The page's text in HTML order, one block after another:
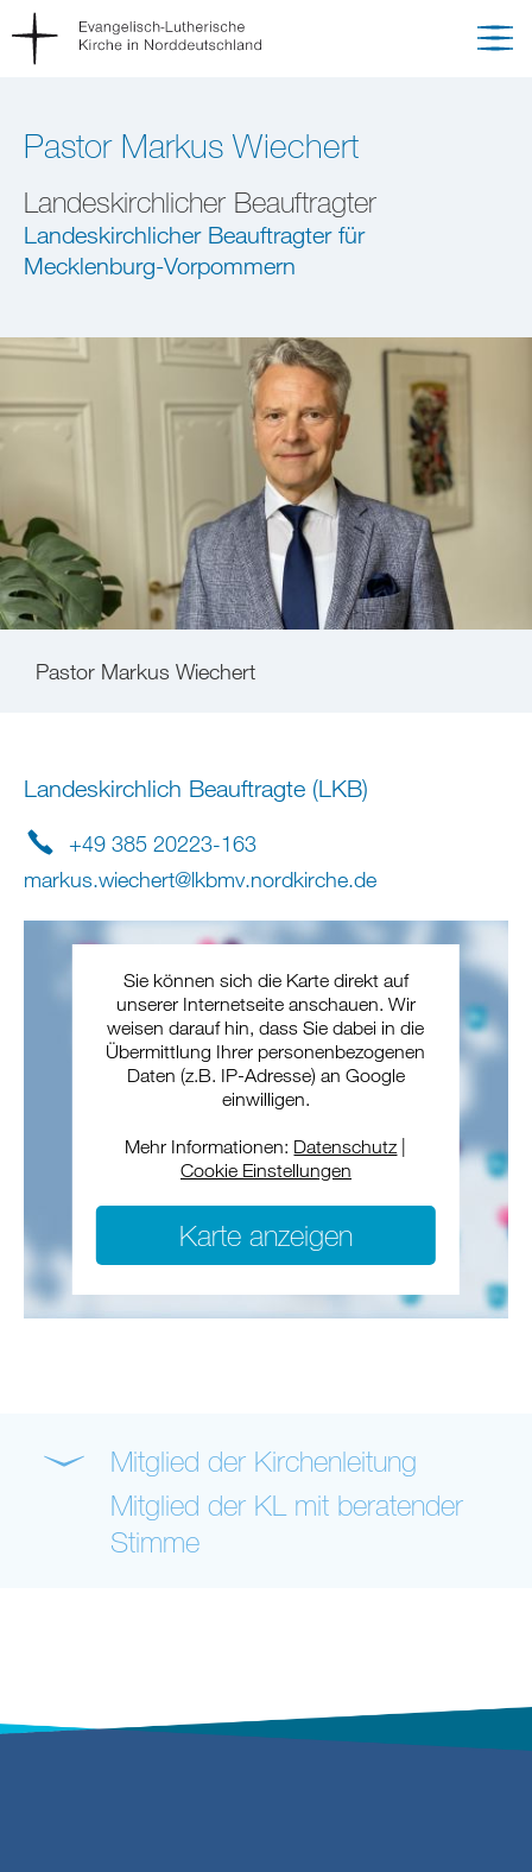
Pastor Markus Wiechert
Landeskirchlicher Beauftragter
Landeskirchlicher Beauftragter für
Mecklenburg-Vorpommern
Pastor Markus Wiechert
Landeskirchlich Beauftragte (LKB)
+49 385 20223-163
markus.wiechert@lkbmv.nordkirche.de
Sie können sich die Karte direkt auf
unserer Internetseite anschauen. Wir
weisen darauf hin, dass Sie dabei in die
Übermittlung Ihrer personenbezogenen
Daten (z.B. IP-Adresse) an Google
einwilligen.
Mehr Informationen: Datenschutz
Cookie Einstellungen
Karte anzeigen
Mitglied der Kirchenleitung
Mitglied der KL mit beratender
Stimme